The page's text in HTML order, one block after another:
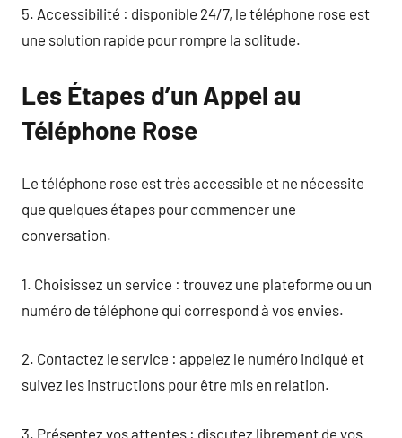
5. Accessibilité : disponible 24/7, le téléphone rose est
une solution rapide pour rompre la solitude.
Les Étapes d’un Appel au
Téléphone Rose
Le téléphone rose est très accessible et ne nécessite
que quelques étapes pour commencer une
conversation.
1. Choisissez un service : trouvez une plateforme ou un
numéro de téléphone qui correspond à vos envies.
2. Contactez le service : appelez le numéro indiqué et
suivez les instructions pour être mis en relation.
3. Présentez vos attentes : discutez librement de vos